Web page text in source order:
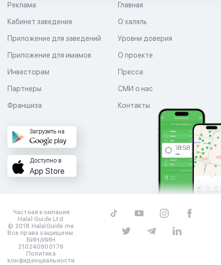
Главная
О халяль
Уровни доверия
Реклама
Кабинет заведения
Приложение для заведений
Приложение для имамов О проекте
Пресса
СМИ о нас
Контакты
Инвесторам
Партнеры
Франшиза
Загрузить на
Доступно в
App Store
Частная компания
Halal Guide Ltd.
© 2018 HalalGuide.me
Все права защищены.
БИН/ИИН
210240900176
Политика
конфиденциальности